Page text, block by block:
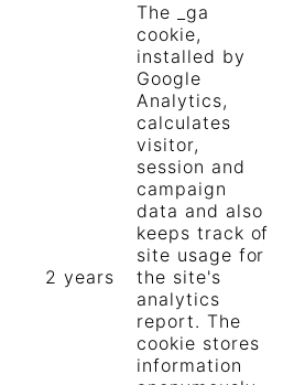
2 years
The _ga
cookie,
installed by
Google
Analytics,
calculates
visitor,
session and
campaign
data and also
keeps track of
site usage for
the site's
analytics
report. The
cookie stores
information